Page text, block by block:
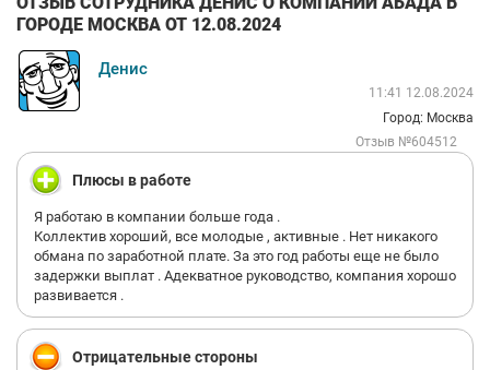
ГОРОДЕ МОСКВА ОТ 12.08.2024
Денис
11:41 12.08.2024
Город: Москва
Отзыв №604512
Плюсы в работе
Я работаю в компании больше года .
Коллектив хороший, все молодые , активные . Нет никакого
обмана по заработной плате. За это год работы еще не было
задержки выплат . Адекватное руководство, компания хорошо
развивается .
Отрицательные стороны